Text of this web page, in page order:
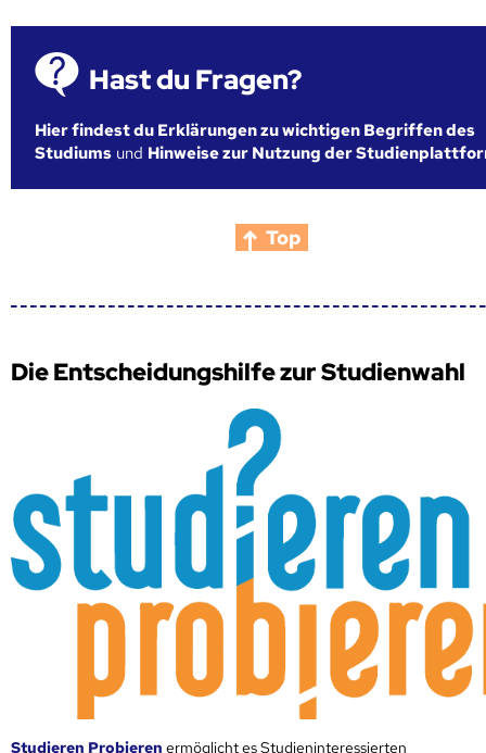
Hast du Fragen?
Hier findest du Erklärungen zu wichtigen Begriffen des
Studiums und Hinweise zur Nutzung der
Top
Die Entscheidungshilfe zur Studienwahl
Studieren Probieren ermöglicht es Studieninteressierten